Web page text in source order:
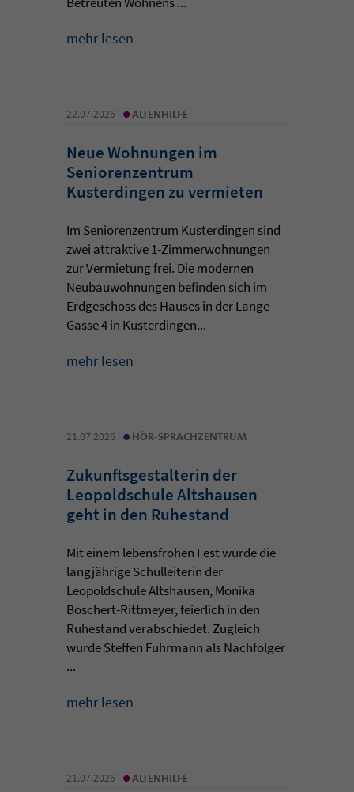
mehr lesen
22.07.2026 | • ALTENHILFE
Neue Wohnungen im
Seniorenzentrum
Kusterdingen zu vermieten
Im Seniorenzentrum Kusterdingen sind
zwei attraktive 1-Zimmerwohnungen
zur Vermietung frei. Die modernen
Neubauwohnungen befinden sich im
Erdgeschoss des Hauses in der Lange
Gasse 4 in Kusterdingen...
mehr lesen
21.07.2026 | • HÖR-SPRACHZENTRUM
Zukunftsgestalterin der
Leopoldschule Altshausen
geht in den Ruhestand
Mit einem lebensfrohen Fest wurde die
langjährige Schulleiterin der
Leopoldschule Altshausen, Monika
Boschert-Rittmeyer, feierlich in den
Ruhestand verabschiedet. Zugleich
wurde Steffen Fuhrmann als Nachfolger
...
mehr lesen
21.07.2026 | • ALTENHILFE